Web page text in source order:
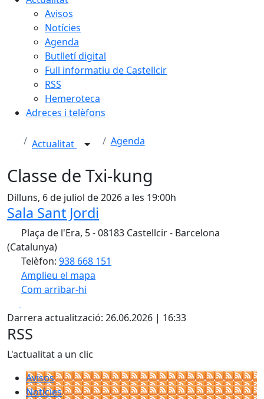
Avisos
Notícies
Agenda
Butlletí digital
Full informatiu de Castellcir
RSS
Hemeroteca
Adreces i telèfons
Actualitat Agenda
Classe de Txi-kung
Dilluns, 6 de juliol de 2026 a les 19:00h
Sala Sant Jordi
Plaça de l'Era, 5 - 08183 Castellcir - Barcelona
(Catalunya)
Telèfon: 938 668 151
Amplieu el mapa
Com arribar-hi
+
−
Darrera actualització: 26.06.2026 | 16:33
RSS
L'actualitat a un clic
Avisos
Notícies